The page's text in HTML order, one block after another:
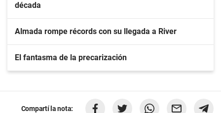
década
Almada rompe récords con su llegada a River
El fantasma de la precarización
Compartí la nota: